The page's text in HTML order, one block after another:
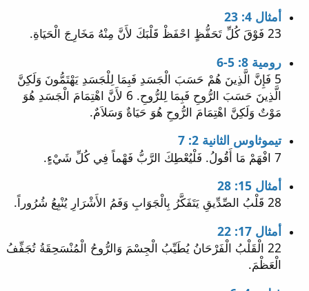
أمثال 4: 23
23 فَوْقَ كُلِّ تَحَفُّظٍ احْفَظْ قَلْبَكَ لأَنَّ مِنْهُ مَخَارِجَ الْحَيَاةِ.
رومية 8: 5-6
5 فَإِنَّ الَّذِينَ هُمْ حَسَبَ الْجَسَدِ فَبِمَا لِلْجَسَدِ يَهْتَمُّونَ وَلَكِنَّ
الَّذِينَ حَسَبَ الرُّوحِ فَبِمَا لِلرُّوحِ. 6 لأَنَّ اهْتِمَامَ الْجَسَدِ هُوَ
مَوْتٌ وَلَكِنَّ اهْتِمَامَ الرُّوحِ هُوَ حَيَاةٌ وَسَلاَمٌ.
تيموثاوس الثانية 2: 7
7 افْهَمْ مَا أَقُولُ. فَلْيُعْطِكَ الرَّبُّ فَهْماً فِي كُلِّ شَيْءٍ.
أمثال 15: 28
28 قَلْبُ الصِّدِّيقِ يَتَفَكَّرُ بِالْجَوَابِ وَفَمُ الأَشْرَارِ يُنْبِعُ شُرُوراً.
أمثال 17: 22
22 الْقَلْبُ الْفَرْحَانُ يُطَيِّبُ الْجِسْمَ وَالرُّوحُ الْمُنْسَحِقَةُ تُجَفِّفُ
الْعَظْمَ.